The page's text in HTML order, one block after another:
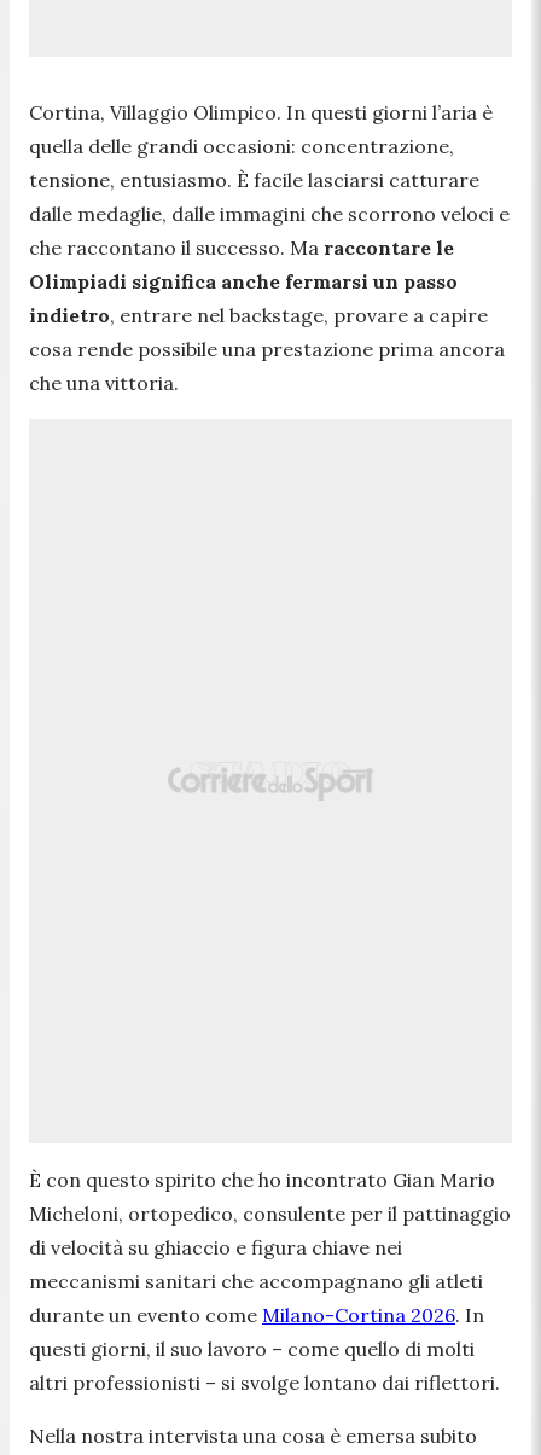
Cortina, Villaggio Olimpico. In questi giorni l’aria è
quella delle grandi occasioni: concentrazione,
tensione, entusiasmo. È facile lasciarsi catturare
dalle medaglie, dalle immagini che scorrono veloci e
che raccontano il successo. Ma raccontare le
Olimpiadi significa anche fermarsi un passo
indietro, entrare nel backstage, provare a capire
cosa rende possibile una prestazione prima ancora
che una vittoria.
È con questo spirito che ho incontrato Gian Mario
Micheloni, ortopedico, consulente per il pattinaggio
di velocità su ghiaccio e figura chiave nei
meccanismi sanitari che accompagnano gli atleti
durante un evento come Milano-Cortina 2026. In
questi giorni, il suo lavoro – come quello di molti
altri professionisti – si svolge lontano dai riflettori.
Nella nostra intervista una cosa è emersa subito